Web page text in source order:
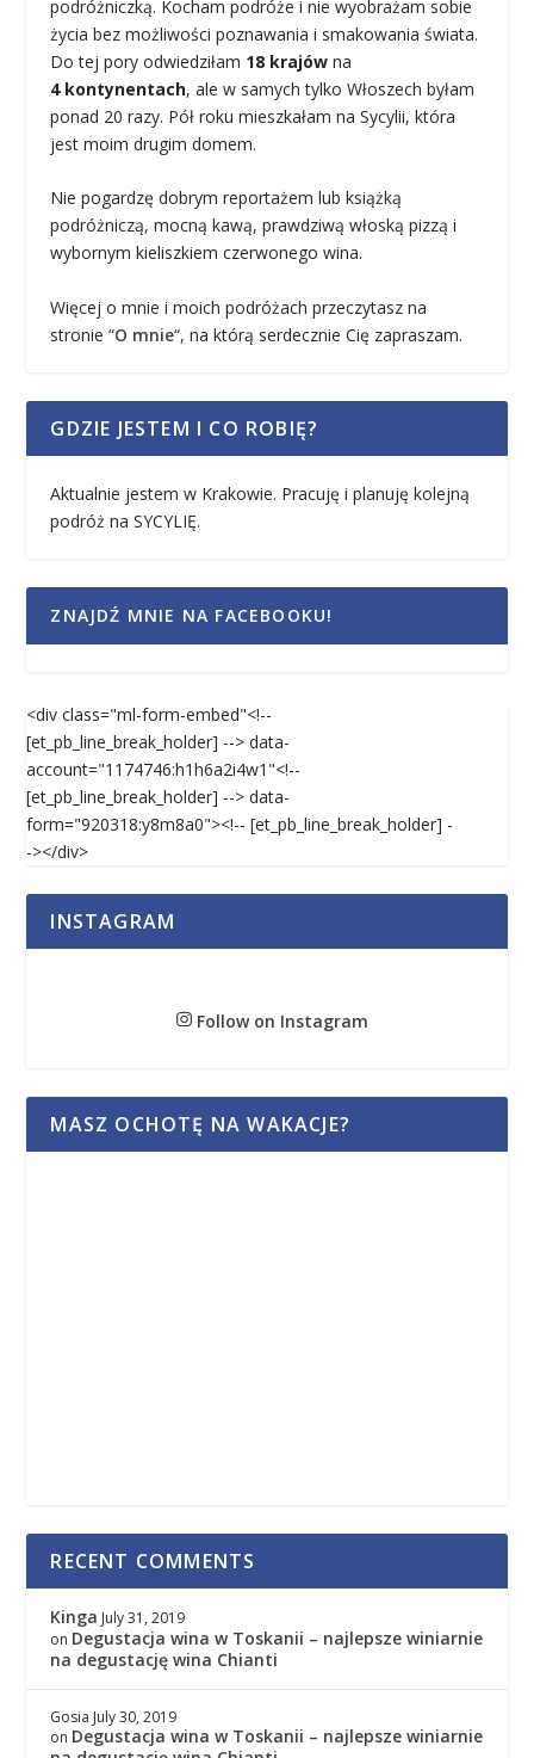
podróżniczką. Kocham podróże i nie wyobrażam sobie
życia bez możliwości poznawania i smakowania świata.
Do tej pory odwiedziłam 18 krajów na
4 kontynentach, ale w samych tylko Włoszech byłam
ponad 20 razy. Pół roku mieszkałam na Sycylii, która
jest moim drugim domem.
Nie pogardzę dobrym reportażem lub książką
podróżniczą, mocną kawą, prawdziwą włoską pizzą i
wybornym kieliszkiem czerwonego wina.
Więcej o mnie i moich podróżach przeczytasz na
stronie “O mnie“, na którą serdecznie Cię zapraszam.
GDZIE JESTEM I CO ROBIĘ?
Aktualnie jestem w Krakowie. Pracuję i planuję kolejną
podróż na SYCYLIĘ.
ZNAJDŹ MNIE NA FACEBOOKU!
<div class="ml-form-embed"<!--
[et_pb_line_break_holder] --> data-
account="1174746:h1h6a2i4w1"<!--
[et_pb_line_break_holder] --> data-
form="920318:y8m8a0"><!-- [et_pb_line_break_holder] -
-></div>
INSTAGRAM
Follow on Instagram
MASZ OCHOTĘ NA WAKACJE?
RECENT COMMENTS
Kinga July 31, 2019
on Degustacja wina w Toskanii – najlepsze winiarnie
na degustację wina Chianti
Gosia July 30, 2019
on Degustacja wina w Toskanii – najlepsze winiarnie